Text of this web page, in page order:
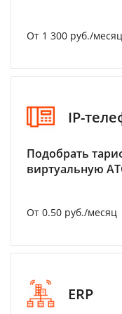
От 1 300 руб./месяц
IP-
Подобрать
виртуальную
От 0.50 руб./месяц
ERP